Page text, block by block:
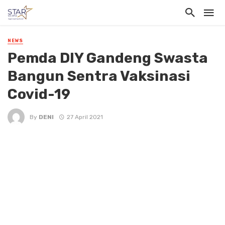
NEWS
Pemda DIY Gandeng Swasta
Bangun Sentra Vaksinasi
Covid-19
By DENI 27 April 2021